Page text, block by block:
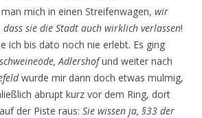
mich in einen Streifenwagen, wir
sie die Stadt auch wirklich verlassen!
ich bis dato noch nie erlebt. Es ging
Adlershofund weiter nach
wurde mir dann doch etwas mulmig,
abrupt kurz vor dem Ring, dort
der Piste raus: Sie wissen ja, §33 der